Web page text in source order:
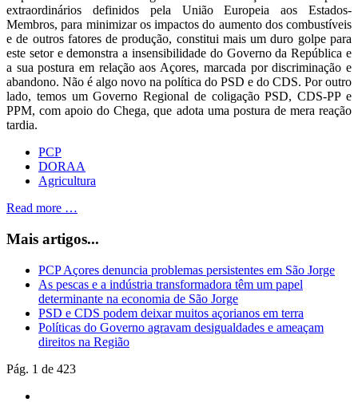
extraordinários definidos pela União Europeia aos Estados-
Membros, para minimizar os impactos do aumento dos combustíveis
e de outros fatores de produção, constitui mais um duro golpe para
este setor e demonstra a insensibilidade do Governo da República e
a sua postura em relação aos Açores, marcada por discriminação e
abandono. Não é algo novo na política do PSD e do CDS. Por outro
lado, temos um Governo Regional de coligação PSD, CDS-PP e
PPM, com apoio do Chega, que adota uma postura de mera reação
tardia.
PCP
DORAA
Agricultura
Read more …
Mais artigos...
PCP Açores denuncia problemas persistentes em São Jorge
As pescas e a indústria transformadora têm um papel
determinante na economia de São Jorge
PSD e CDS podem deixar muitos açorianos em terra
Políticas do Governo agravam desigualdades e ameaçam
direitos na Região
Pág. 1 de 423